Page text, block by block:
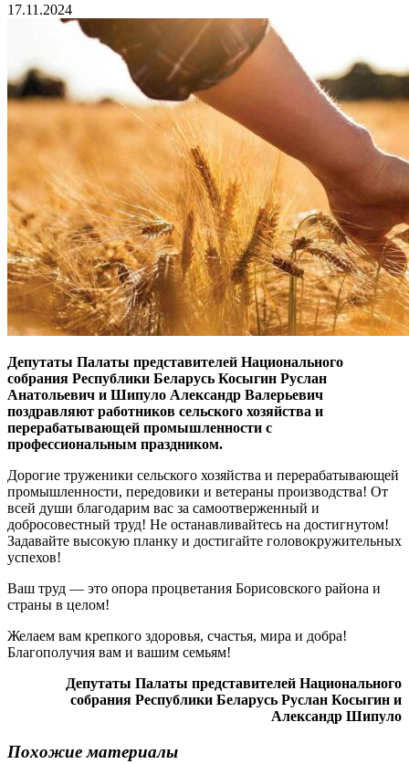
17.11.2024
Депутаты Палаты представителей Национального
собрания Республики Беларусь Косыгин Руслан
Анатольевич и Шипуло Александр Валерьевич
поздравляют работников сельского хозяйства и
перерабатывающей промышленности с
профессиональным праздником.
Дорогие труженики сельского хозяйства и перерабатывающей
промышленности, передовики и ветераны производства! От
всей души благодарим вас за самоотверженный и
добросовестный труд! Не останавливайтесь на достигнутом!
Задавайте высокую планку и достигайте головокружительных
успехов!
Ваш труд — это опора процветания Борисовского района и
страны в целом!
Желаем вам крепкого здоровья, счастья, мира и добра!
Благополучия вам и вашим семьям!
Депутаты Палаты представителей Национального
собрания Республики Беларусь Руслан Косыгин и
Александр Шипуло
Похожие материалы